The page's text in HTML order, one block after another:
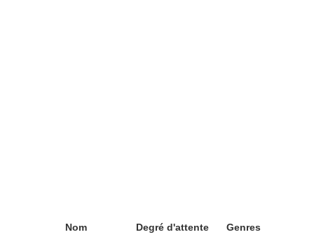
Nom Degré d'attente Genres